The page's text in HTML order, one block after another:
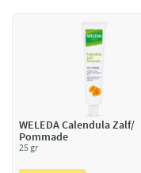
WELEDA Calendula Zalf/
Pommade
25 gr